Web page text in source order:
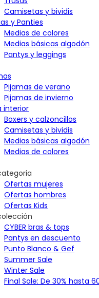
Camisetas y bividis
y Panties
Medias de colores
Medias básicas algodón
Pantys y leggings
Pijamas de verano
Pijamas de invierno
interior
Boxers y calzoncillos
Camisetas y bividis
Medias básicas algodón
Medias de colores
Ofertas mujeres
Ofertas hombres
Ofertas Kids
CYBER bras & tops
Pantys en descuento
Punto Blanco & Gef
Summer Sale
Winter Sale
Final Sale: De 30% hasta